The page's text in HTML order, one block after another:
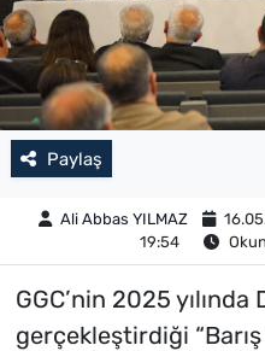
Paylaş
Ali Abbas YILMAZ
19:54
GGC’nin 2025 yılında
gerçekleştirdiği